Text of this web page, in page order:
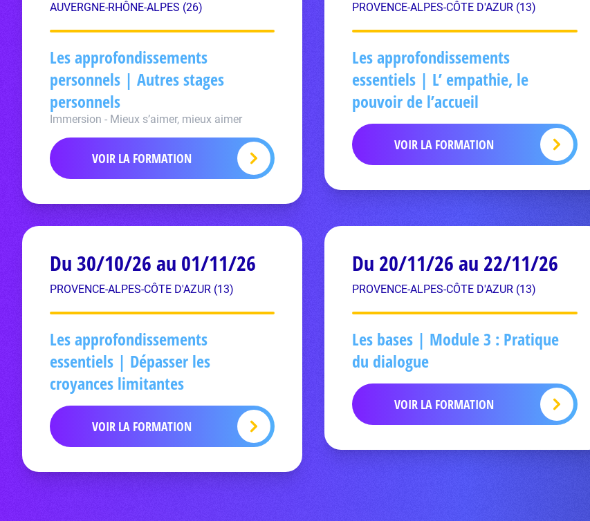
AUVERGNE-RHÔNE-ALPES (26)
Les approfondissements
personnels | Autres stages
personnels
Immersion - Mieux s’aimer, mieux aimer
VOIR LA FORMATION
PROVENCE-ALPES-CÔTE D'AZUR (13)
Les approfondissements
essentiels | L’ empathie, le
pouvoir de l’accueil
VOIR LA FORMATION
Du 30/10/26 au 01/11/26
PROVENCE-ALPES-CÔTE D'AZUR (13)
Les approfondissements
essentiels | Dépasser les
croyances limitantes
VOIR LA FORMATION
Du 20/11/26 au 22/11/26
PROVENCE-ALPES-CÔTE D'AZUR (13)
Les bases | Module 3 : Pratique
du dialogue
VOIR LA FORMATION